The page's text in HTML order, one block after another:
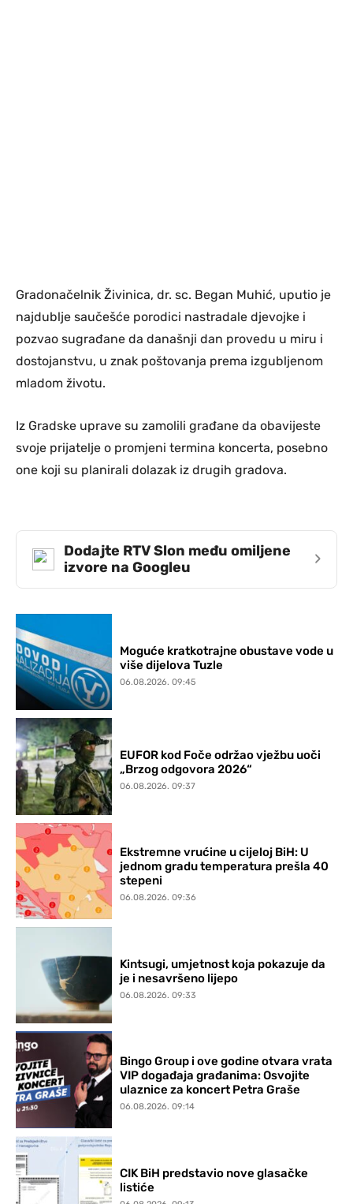
Gradonačelnik Živinica, dr. sc. Began Muhić, uputio je
najdublje saučešće porodici nastradale djevojke i
pozvao sugrađane da današnji dan provedu u miru i
dostojanstvu, u znak poštovanja prema izgubljenom
mladom životu.
Iz Gradske uprave su zamolili građane da obavijeste
svoje prijatelje o promjeni termina koncerta, posebno
one koji su planirali dolazak iz drugih gradova.
Dodajte RTV Slon među omiljene
izvore na Googleu
›
Moguće kratkotrajne obustave vode u
više dijelova Tuzle
06.08.2026. 09:45
EUFOR kod Foče održao vježbu uoči
„Brzog odgovora 2026“
06.08.2026. 09:37
Ekstremne vrućine u cijeloj BiH: U
jednom gradu temperatura prešla 40
stepeni
06.08.2026. 09:36
Kintsugi, umjetnost koja pokazuje da
je i nesavršeno lijepo
06.08.2026. 09:33
Bingo Group i ove godine otvara vrata
VIP događaja građanima: Osvojite
ulaznice za koncert Petra Graše
06.08.2026. 09:14
CIK BiH predstavio nove glasačke
listiće